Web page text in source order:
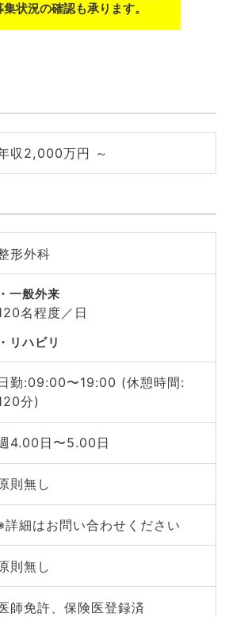
状況の確認も承ります。
収2,000万円 ～
形外科
一般外来
名程度／日
リハビリ
勤:09:00〜19:00 (休憩時間:
分)
4.00日〜5.00日
則無し
詳細はお問い合わせください
則無し
師免許、保険医登録済